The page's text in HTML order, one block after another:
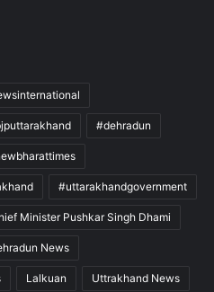
#dehradun
#uttarakhandgovernment
Minister Pushkar Singh Dhami
News
Lalkuan Uttrakhand News